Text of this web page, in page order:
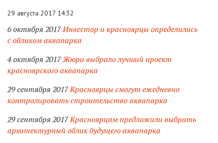
29 августа 2017 14:32
6 октября 2017Инвестор и красноярцы определились
с обликом аквапарка
4 октября 2017Жюри выбрало лучший проект
красноярского аквапарка
29 сентября 2017Красноярцы смогут ежедневно
контролировать строительство аквапарка
29 сентября 2017Красноярцам предложили выбрать
архитектурный облик будущего аквапарка